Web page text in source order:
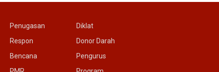
Penugasan
Respon
Bencana
Diklat
Donor Darah
Pengurus